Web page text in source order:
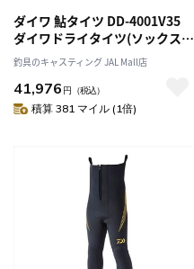
ダイワ 鮎タイツ DD-4001V35
ダイワドライタイツ(ソックス先
割) ブラック LA
釣具のキャスティング JAL Mall店
41,976 円 （税込）
積算 381 マイル (1倍)